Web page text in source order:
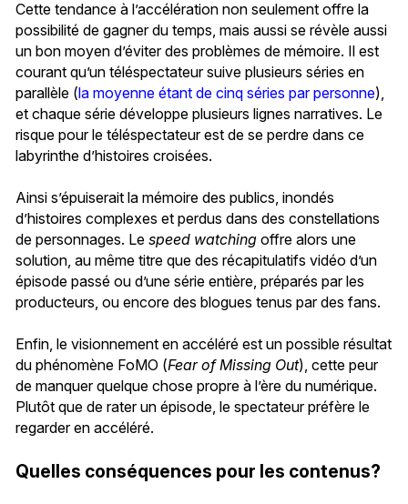
Cette tendance à l’accélération non seulement offre la
possibilité de gagner du temps, mais aussi se révèle aussi
un bon moyen d’éviter des problèmes de mémoire. Il est
courant qu’un téléspectateur suive plusieurs séries en
parallèle (la moyenne étant de cinq séries par personne),
et chaque série développe plusieurs lignes narratives. Le
risque pour le téléspectateur est de se perdre dans ce
labyrinthe d’histoires croisées.
Ainsi s’épuiserait la mémoire des publics, inondés
d’histoires complexes et perdus dans des constellations
de personnages. Le speed watching offre alors une
solution, au même titre que des récapitulatifs vidéo d’un
épisode passé ou d’une série entière, préparés par les
producteurs, ou encore des blogues tenus par des fans.
Enfin, le visionnement en accéléré est un possible résultat
du phénomène FoMO (Fear of Missing Out), cette peur
de manquer quelque chose propre à l’ère du numérique.
Plutôt que de rater un épisode, le spectateur préfère le
regarder en accéléré.
Quelles conséquences pour les contenus?